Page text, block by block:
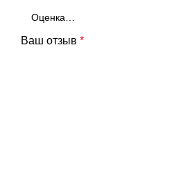
Ваш отзыв *